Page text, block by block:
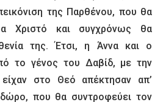
της Παρθένου, που θα
Χριστό και συγχρόνως θα
της. Έτσι, η Άννα και ο
το γένος του Δαβίδ, με την
στο Θεό απέκτησαν απ’
που θα συντροφεύει τον